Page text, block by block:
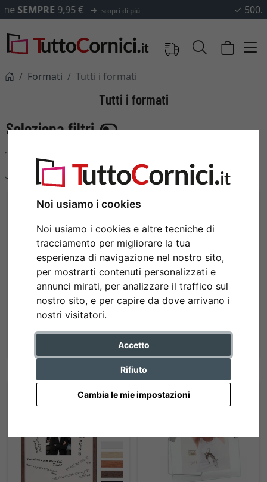
Noi usiamo i cookies
Noi usiamo i cookies e altre tecniche di
tracciamento per migliorare la tua
esperienza di navigazione nel nostro sito,
per mostrarti contenuti personalizzati e
annunci mirati, per analizzare il traffico sul
nostro sito, e per capire da dove arrivano i
nostri visitatori.
Accetto
Rifiuto
Cambia le mie impostazioni
✓500.000 articoli tra cui scegliere
Formati Tutti i formati
Tutti i formati
Articoli più popolari
Cornice in legno Chalk Farm Cornice in alluminio Louis